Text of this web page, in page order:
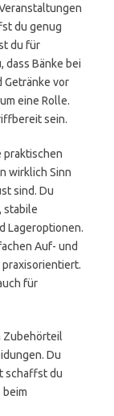
du genug
du für
dass Bänke bei
Getränke vor
eine Rolle.
sein.
praktischen
wirklich Sinn
sind. Du
stabile
Lageroptionen.
Auf- und
für
Zubehörteil
Du
schaffst du
beim